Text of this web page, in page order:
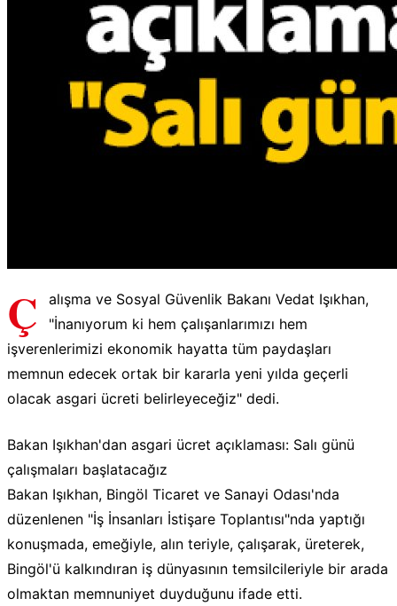
Ç
alışma ve Sosyal Güvenlik Bakanı Vedat Işıkhan,
"İnanıyorum ki hem çalışanlarımızı hem
işverenlerimizi ekonomik hayatta tüm paydaşları
memnun edecek ortak bir kararla yeni yılda geçerli
olacak asgari ücreti belirleyeceğiz" dedi.
Bakan Işıkhan'dan asgari ücret açıklaması: Salı günü
çalışmaları başlatacağız
Bakan Işıkhan, Bingöl Ticaret ve Sanayi Odası'nda
düzenlenen "İş İnsanları İstişare Toplantısı"nda yaptığı
konuşmada, emeğiyle, alın teriyle, çalışarak, üreterek,
Bingöl'ü kalkındıran iş dünyasının temsilcileriyle bir arada
olmaktan memnuniyet duyduğunu ifade etti.